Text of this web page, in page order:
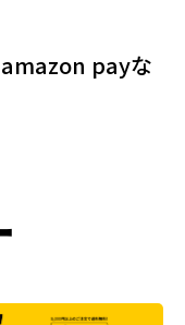
amazon payな